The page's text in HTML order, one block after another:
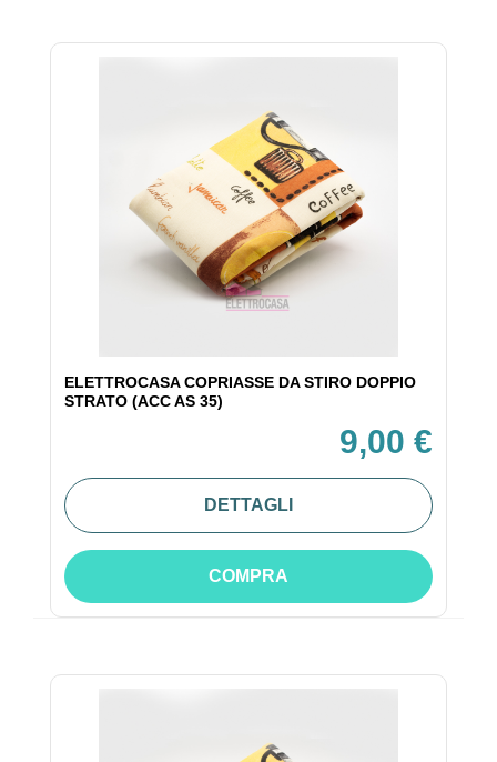
ELETTROCASA COPRIASSE DA STIRO DOPPIO
STRATO (ACC AS 35)
9,00 €
DETTAGLI
COMPRA